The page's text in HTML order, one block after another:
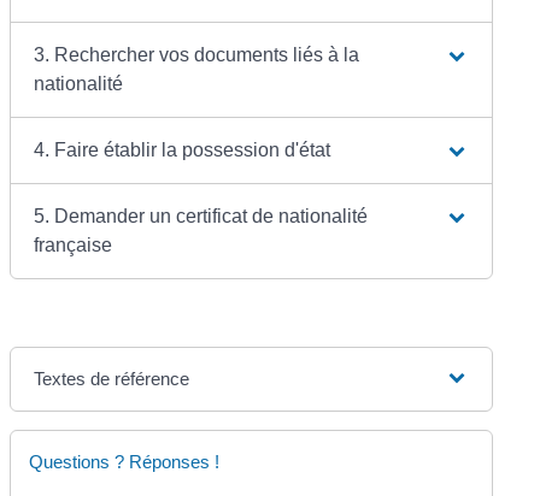
3. Rechercher vos documents liés à la
nationalité
4. Faire établir la possession d'état
5. Demander un certificat de nationalité
française
Textes de référence
Questions ? Réponses !